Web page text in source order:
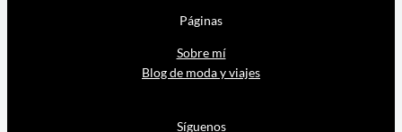
Páginas
Sobre mí
Blog de moda y viajes
Síguenos